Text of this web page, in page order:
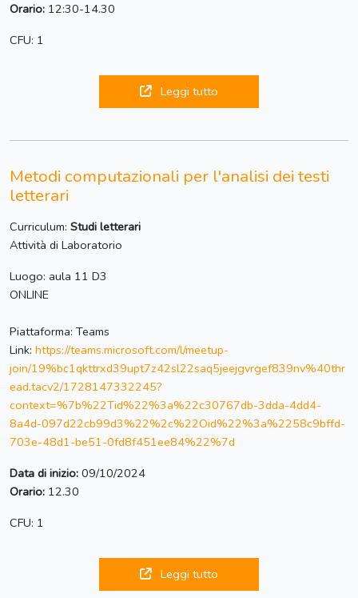
Orario: 12:30-14.30
CFU: 1
Leggi tutto
Metodi computazionali per l'analisi dei testi
letterari
Curriculum: Studi letterari
Attività di Laboratorio
Luogo: aula 11 D3
ONLINE
Piattaforma: Teams
Link: https://teams.microsoft.com/l/meetup-
join/19%bc1qkttrxd39upt7z42sl22saq5jeejgvrgef839nv%40thr
ead.tacv2/1728147332245?
context=%7b%22Tid%22%3a%22c30767db-3dda-4dd4-
8a4d-097d22cb99d3%22%2c%22Oid%22%3a%2258c9bffd-
703e-48d1-be51-0fd8f451ee84%22%7d
Data di inizio: 09/10/2024
Orario: 12.30
CFU: 1
Leggi tutto